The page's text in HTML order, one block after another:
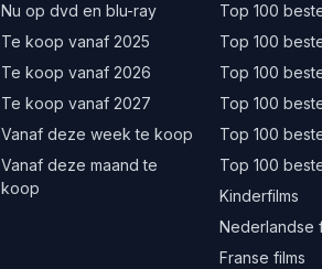
Nu op dvd en blu-ray
Te koop vanaf 2025
Te koop vanaf 2026
Te koop vanaf 2027
Vanaf deze week te koop
Vanaf deze maand te
koop
Top 100
Top 100
Top 100
Top 100
Top 100
Top 100
Kinderfilms
Nederlandse
Franse films